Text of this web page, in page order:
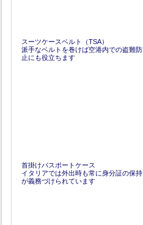
スーツケースベルト（TSA）
派手なベルトを巻けば空港内での盗難防
止にも役立ちます
首掛けパスポートケース
イタリアでは外出時も常に身分証の保持
が義務づけられています